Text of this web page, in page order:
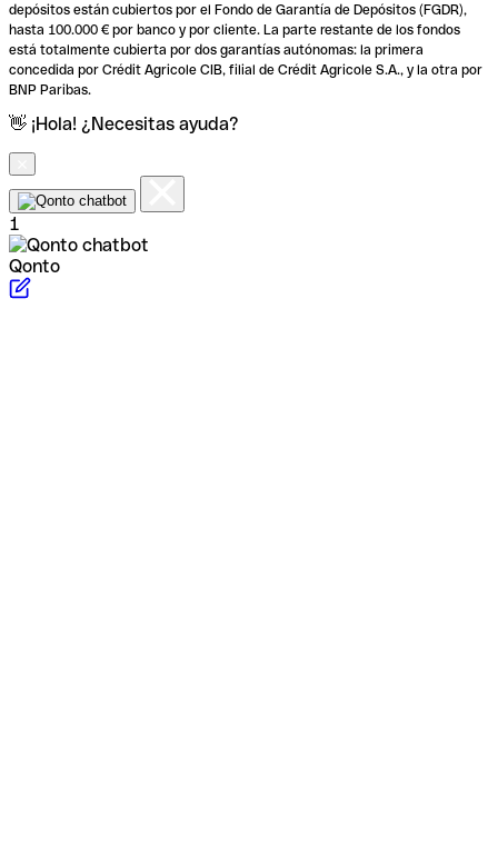
depósitos están cubiertos por el Fondo de Garantía de Depósitos (FGDR),
hasta 100.000 € por banco y por cliente. La parte restante de los fondos
está totalmente cubierta por dos garantías autónomas: la primera
concedida por Crédit Agricole CIB, filial de Crédit Agricole S.A., y la otra por
BNP Paribas.
👋 ¡Hola! ¿Necesitas ayuda?
1
Qonto